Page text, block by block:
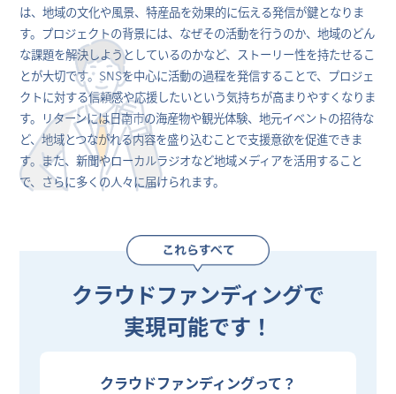
は、地域の文化や風景、特産品を効果的に伝える発信が鍵となりま
す。プロジェクトの背景には、なぜその活動を行うのか、地域のどん
な課題を解決しようとしているのかなど、ストーリー性を持たせるこ
とが大切です。SNSを中心に活動の過程を発信することで、プロジェ
クトに対する信頼感や応援したいという気持ちが高まりやすくなりま
す。リターンには日南市の海産物や観光体験、地元イベントの招待な
ど、地域とつながれる内容を盛り込むことで支援意欲を促進できま
す。また、新聞やローカルラジオなど地域メディアを活用すること
で、さらに多くの人々に届けられます。
クラウドファンディングで
実現可能です！
クラウドファンディングって？